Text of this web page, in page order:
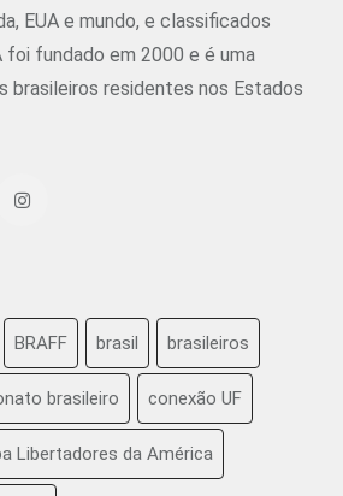
EUA e mundo, e classificados
foi fundado em 2000 e é uma
brasileiros residentes nos Estados
BRAFF brasil brasileiros
brasileiro conexão UF
Libertadores da América